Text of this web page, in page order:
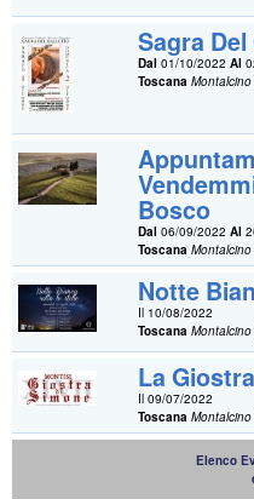
Sagra
Dal 01/10/2022Al
Toscana Montalcino
Bosco
Dal 06/09/2022Al
Toscana Montalcino
Notte
Il 10/08/2022
Toscana Montalcino
La
Il 09/07/2022
Toscana Montalcino
Elenco